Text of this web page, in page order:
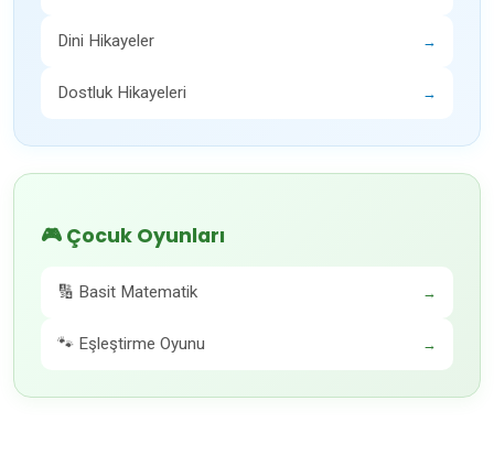
Dini Hikayeler →
Dostluk Hikayeleri →
🎮 Çocuk Oyunları
🔢 Basit Matematik →
🐾 Eşleştirme Oyunu →